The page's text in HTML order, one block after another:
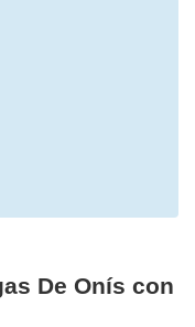
De Onís con